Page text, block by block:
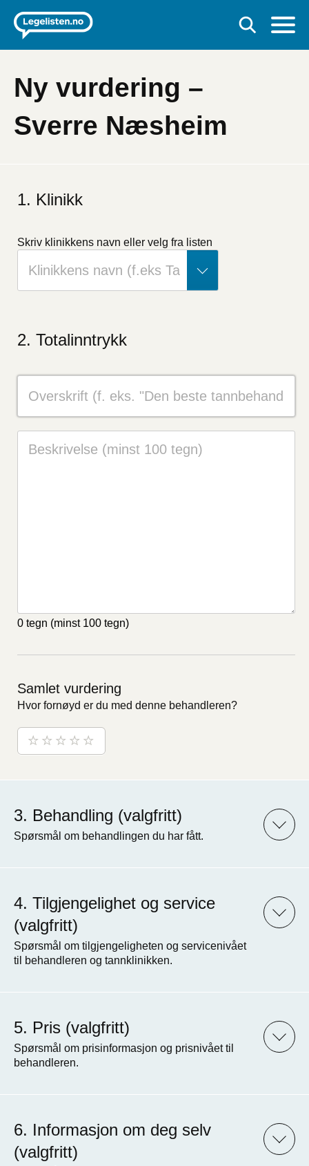
Ny vurdering –
Sverre Næsheim
Klinikk
Skriv klinikkens navn eller velg fra listen
Totalinntrykk
0 tegn (minst 100 tegn)
Samlet vurdering
Hvor fornøyd er du med denne behandleren?
Behandling (valgfritt)
Spørsmål om behandlingen du har fått.
Tilgjengelighet og service
(valgfritt)
Spørsmål om tilgjengeligheten og servicenivået
til behandleren og tannklinikken.
Pris (valgfritt)
Spørsmål om prisinformasjon og prisnivået til
behandleren.
Informasjon om deg selv
(valgfritt)